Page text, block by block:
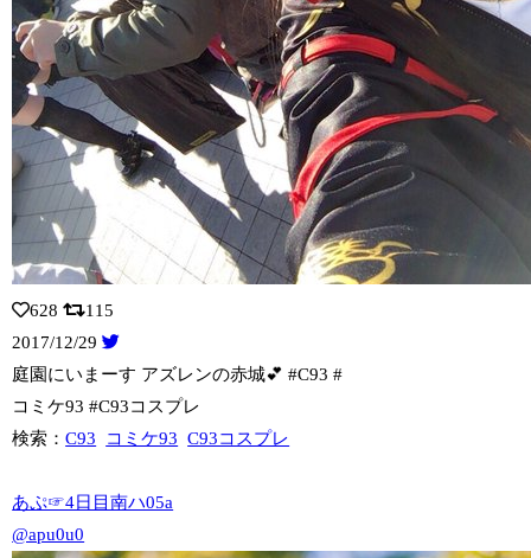
628
115
2017/12/29
庭園にいまーす アズレンの赤城💕 #C93 #
コミケ93 #C93コスプレ
検索：C93 コミケ93 C93コスプレ
あぷ☞4日目南ハ05a
@apu0u0